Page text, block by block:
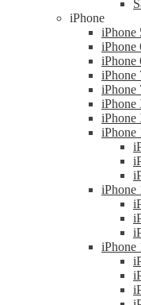
iPhone
iPhone
iPhone
iPhone
iPhone
iPhone
iPhone
iPhone
iPhone
iPhone
iPhone